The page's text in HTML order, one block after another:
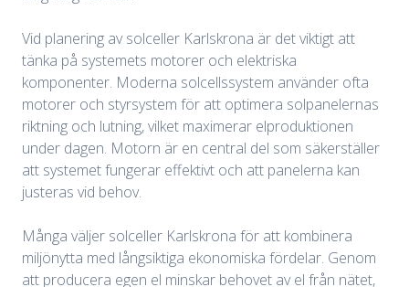
Vid planering av solceller Karlskrona är det viktigt att
tänka på systemets motorer och elektriska
komponenter. Moderna solcellssystem använder ofta
motorer och styrsystem för att optimera solpanelernas
riktning och lutning, vilket maximerar elproduktionen
under dagen. Motorn är en central del som säkerställer
att systemet fungerar effektivt och att panelerna kan
justeras vid behov.
Många väljer solceller Karlskrona för att kombinera
miljönytta med långsiktiga ekonomiska fördelar. Genom
att producera egen el minskar behovet av el från nätet,